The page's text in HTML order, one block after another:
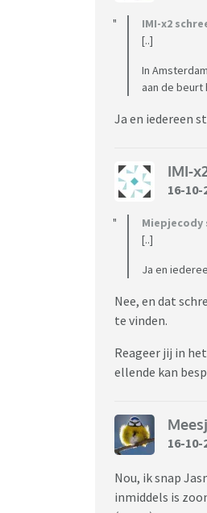
IMI-x2
[..]
In
aan de beurt
Ja en iedereen
IMI-
16-10-
Miepjecody
[..]
Ja en
Nee, en dat
te vinden.
Reageer jij in
ellende kan
16-10-
Nou, ik snap
inmiddels is